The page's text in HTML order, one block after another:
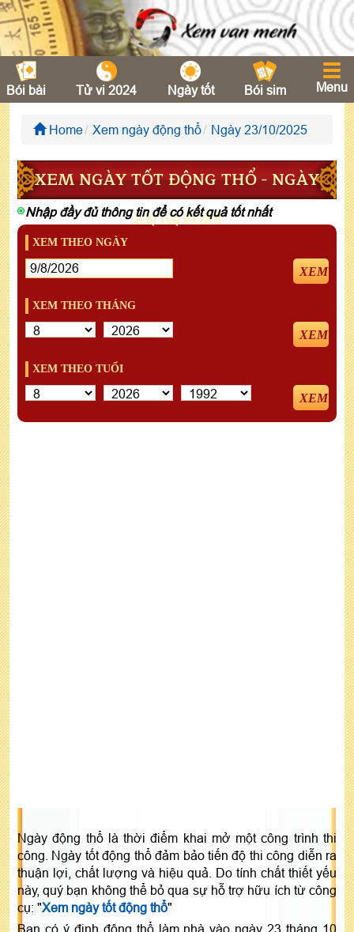
Bói bài Tử vi 2024 Ngày tốt Bói sim Menu
Home Xem ngày động thổ Ngày 23/10/2025
XEM NGÀY TỐT ĐỘNG THỔ - NGÀY
23/10/2025
Nhập đầy đủ thông tin để có kết quả tốt nhất
XEM THEO NGÀY
XEM
XEM THEO THÁNG
XEM
XEM THEO TUỔI
XEM
Ngày động thổ là thời điểm khai mở một công trình thi
công. Ngày tốt động thổ đảm bảo tiến độ thi công diễn ra
thuận lợi, chất lượng và hiệu quả. Do tính chất thiết yếu
này, quý bạn không thể bỏ qua sự hỗ trợ hữu ích từ công
cụ: "Xem ngày tốt động thổ"
Bạn có ý định động thổ làm nhà vào ngày 23 tháng 10